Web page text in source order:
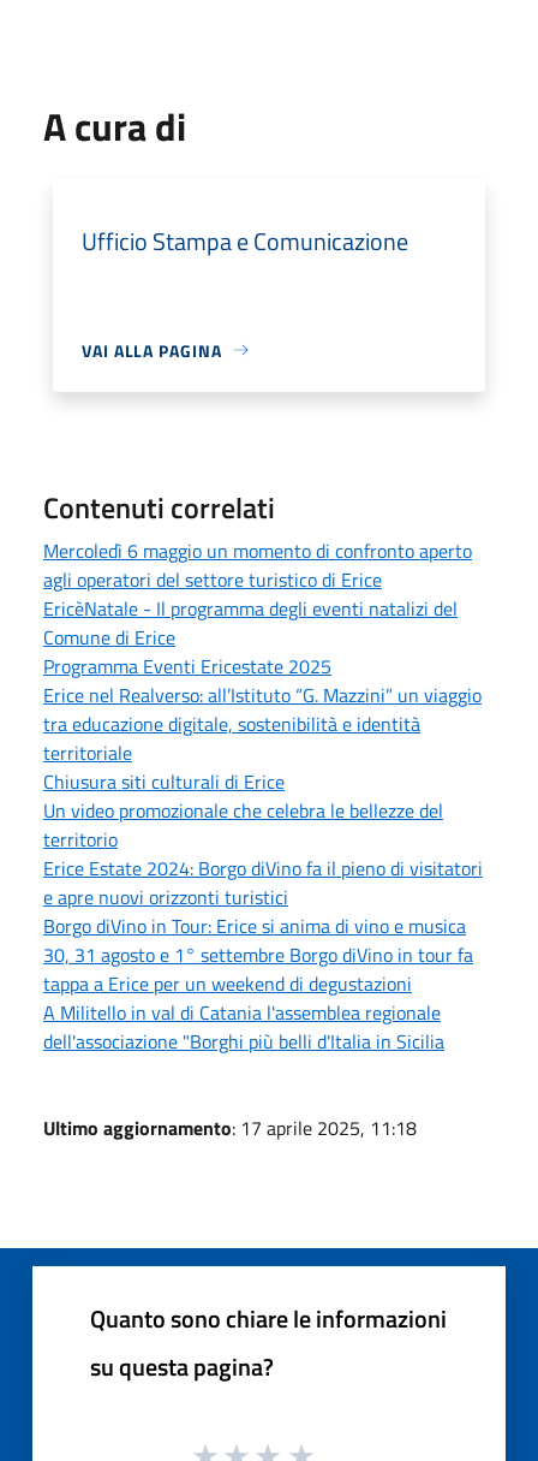
A cura di
Ufficio Stampa e Comunicazione
VAI ALLA PAGINA
Contenuti correlati
Mercoledì 6 maggio un momento di confronto aperto
agli operatori del settore turistico di Erice
EricèNatale - Il programma degli eventi natalizi del
Comune di Erice
Programma Eventi Ericestate 2025
Erice nel Realverso: all’Istituto “G. Mazzini” un viaggio
tra educazione digitale, sostenibilità e identità
territoriale
Chiusura siti culturali di Erice
Un video promozionale che celebra le bellezze del
territorio
Erice Estate 2024: Borgo diVino fa il pieno di visitatori
e apre nuovi orizzonti turistici
Borgo diVino in Tour: Erice si anima di vino e musica
30, 31 agosto e 1° settembre Borgo diVino in tour fa
tappa a Erice per un weekend di degustazioni
A Militello in val di Catania l'assemblea regionale
dell'associazione "Borghi più belli d'Italia in Sicilia
Ultimo aggiornamento: 17 aprile 2025, 11:18
Quanto sono chiare le informazioni
su questa pagina?